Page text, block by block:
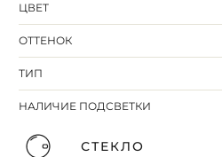
ЦВЕТ
ОТТЕНОК
ТИП
НАЛИЧИЕ ПОДСВЕТКИ
СТЕКЛО